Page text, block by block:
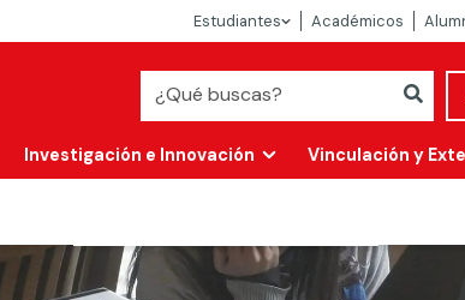
Estudiantes Académicos
Investigación e Innovación Vinculación y